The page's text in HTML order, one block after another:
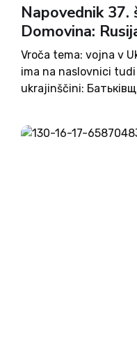
Napovednik
Domovina:
Vroča tema: vojna v
ima na naslovnici
ukrajinščini:
Merše, Rok Frelih,
Intervju s